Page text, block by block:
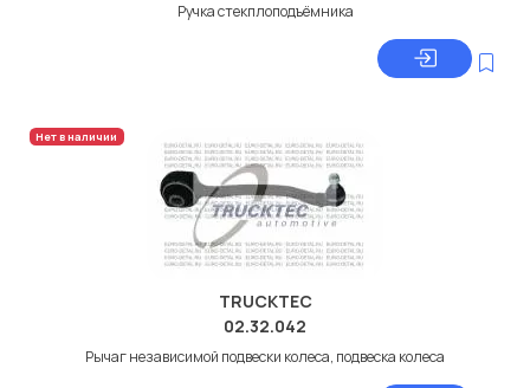
Ручка стекплоподъёмника
Нет в наличии
TRUCKTEC
02.32.042
Рычаг независимой подвески колеса, подвеска колеса